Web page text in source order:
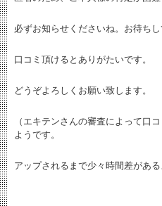
必ずお知らせくださいね。お待ちし
口コミ頂けるとありがたいです。
どうぞよろしくお願い致します。
（エキテンさんの審査によって口
ようです。
アップされるまで少々時間差があ